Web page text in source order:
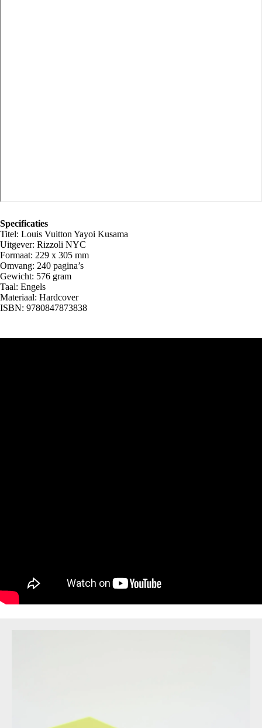
Specificaties
Titel: Louis Vuitton Yayoi Kusama
Uitgever: Rizzoli NYC
Formaat: 229 x 305 mm
Omvang: 240 pagina’s
Gewicht: 576 gram
Taal: Engels
Materiaal: Hardcover
ISBN: 9780847873838